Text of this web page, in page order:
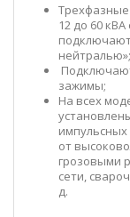
12 до 60
нейтралью»;
зажимы;
На всех
от
грозовыми
сети,
д.